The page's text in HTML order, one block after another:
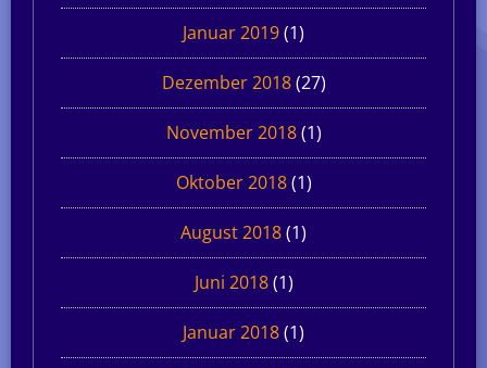
Januar 2019(1)
Dezember 2018(27)
November 2018(1)
Oktober 2018(1)
August 2018(1)
Juni 2018(1)
Januar 2018(1)